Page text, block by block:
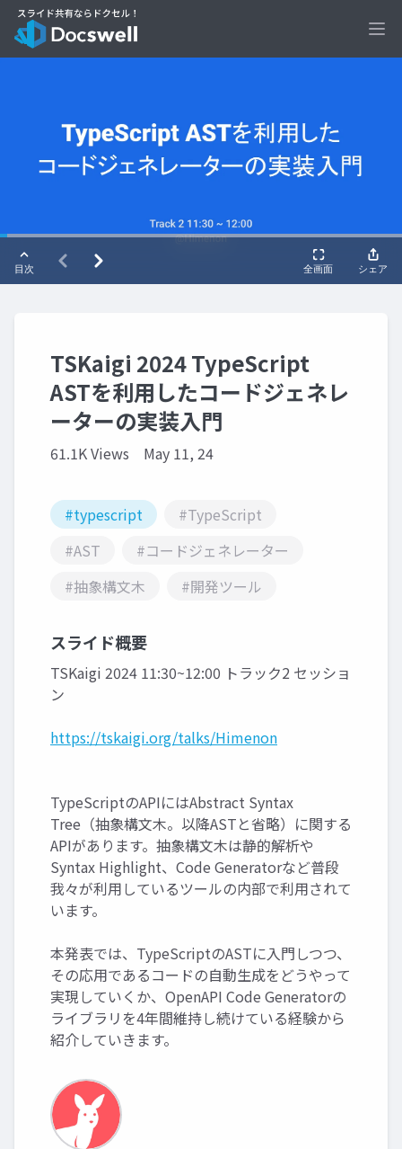
TSKaigi 2024 TypeScript
ASTを利用したコードジェネレ
ーターの実装入門
61.1K Views May 11, 24
#typescript
#TypeScript
#AST
#コードジェネレーター
#抽象構文木
#開発ツール
スライド概要
TSKaigi 2024 11:30~12:00 トラック2 セッショ
ン
https://tskaigi.org/talks/Himenon
TypeScriptのAPIにはAbstract Syntax
Tree（抽象構文木。以降ASTと省略）に関する
APIがあります。抽象構文木は静的解析や
Syntax Highlight、Code Generatorなど普段
我々が利用しているツールの内部で利用されて
います。
本発表では、TypeScriptのASTに入門しつつ、
その応用であるコードの自動生成をどうやって
実現していくか、OpenAPI Code Generatorの
ライブラリを4年間維持し続けている経験から
紹介していきます。